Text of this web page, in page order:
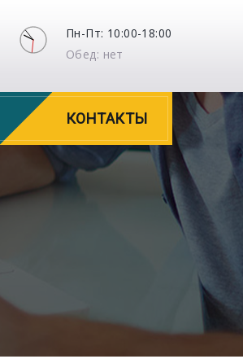
Пн-Пт: 10:00-18:00
Обед: нет
КОНТАКТЫ